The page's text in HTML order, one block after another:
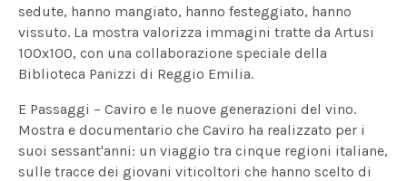
sedute, hanno mangiato, hanno festeggiato, hanno
vissuto. La mostra valorizza immagini tratte da Artusi
100x100, con una collaborazione speciale della
Biblioteca Panizzi di Reggio Emilia.
E Passaggi – Caviro e le nuove generazioni del vino.
Mostra e documentario che Caviro ha realizzato per i
suoi sessant'anni: un viaggio tra cinque regioni italiane,
sulle tracce dei giovani viticoltori che hanno scelto di